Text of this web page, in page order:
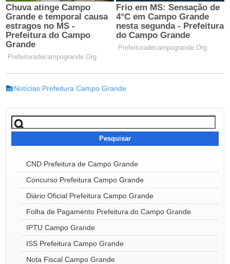
Notícias Prefeitura Campo Grande
Pesquisar
por:
CND Prefeitura de Campo Grande
Concurso Prefeitura Campo Grande
Diário Oficial Prefeitura Campo Grande
Folha de Pagamento Prefeitura do Campo Grande
IPTU Campo Grande
ISS Prefeitura Campo Grande
Nota Fiscal Campo Grande